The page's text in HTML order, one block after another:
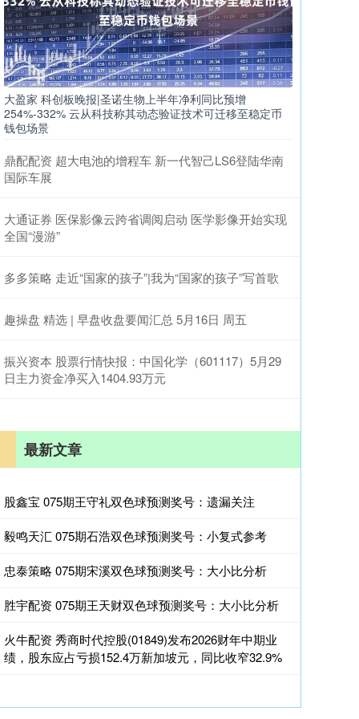
大盈家 科创板晚报|圣诺生物上半年净利同比预增
254%-332% 云从科技称其动态验证技术可迁移至稳定币
钱包场景
鼎配配资 超大电池的增程车 新一代智己LS6登陆华南
国际车展
大通证券 医保影像云跨省调阅启动 医学影像开始实现
全国“漫游”
多多策略 走近“国家的孩子”|我为“国家的孩子”写首歌
趣操盘 精选 | 早盘收盘要闻汇总 5月16日 周五
振兴资本 股票行情快报：中国化学（601117）5月29
日主力资金净买入1404.93万元
最新文章
股鑫宝 075期王守礼双色球预测奖号：遗漏关注
毅鸣天汇 075期石浩双色球预测奖号：小复式参考
忠泰策略 075期宋溪双色球预测奖号：大小比分析
胜宇配资 075期王天财双色球预测奖号：大小比分析
火牛配资 秀商时代控股(01849)发布2026财年中期业
绩，股东应占亏损152.4万新加坡元，同比收窄32.9%